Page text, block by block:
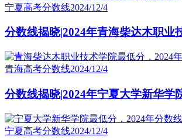
宁夏高考分数线2024/12/4
分数线揭晓|2024年青海柴达木职
青海高考分数线2024/12/4
分数线揭晓|2024年宁夏大学新华学
宁夏高考分数线2024/12/4